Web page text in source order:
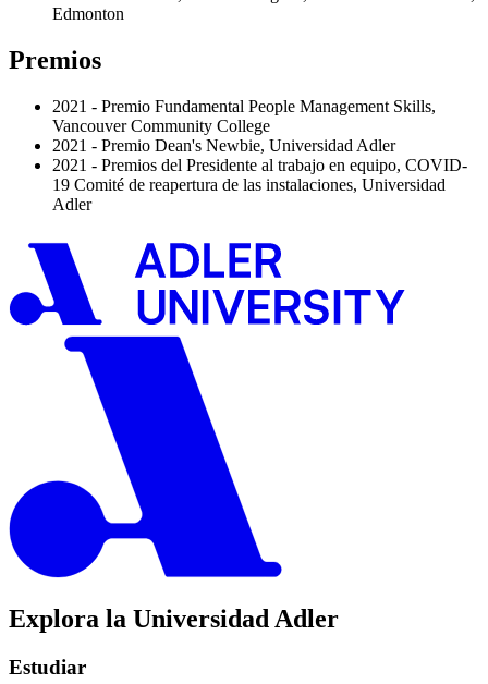
Edmonton
Premios
2021 - Premio Fundamental People Management Skills,
Vancouver Community College
2021 - Premio Dean's Newbie, Universidad Adler
2021 - Premios del Presidente al trabajo en equipo, COVID-
19 Comité de reapertura de las instalaciones, Universidad
Adler
Explora la Universidad Adler
Estudiar